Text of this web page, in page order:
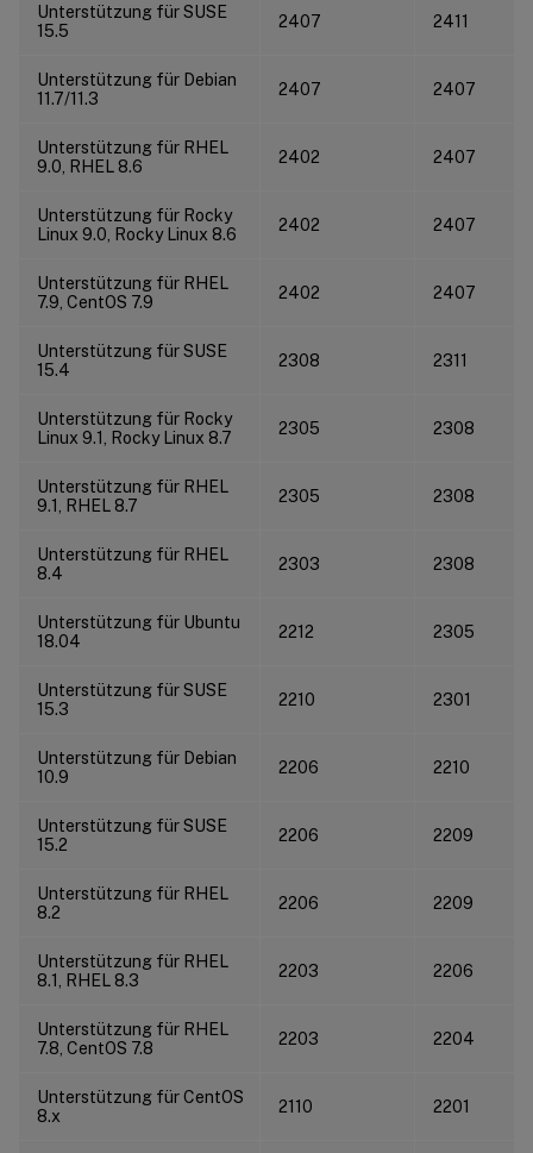
Unterstützung für SUSE
15.5
2407 2411
Unterstützung für Debian
11.7/11.3
2407 2407
Unterstützung für RHEL
9.0, RHEL 8.6
2402 2407
Unterstützung für Rocky
Linux 9.0, Rocky Linux 8.6
2402 2407
Unterstützung für RHEL
7.9, CentOS 7.9
2402 2407
Unterstützung für SUSE
15.4
2308 2311
Unterstützung für Rocky
Linux 9.1, Rocky Linux 8.7
2305 2308
Unterstützung für RHEL
9.1, RHEL 8.7
2305 2308
Unterstützung für RHEL
8.4
2303 2308
Unterstützung für Ubuntu
18.04
2212 2305
Unterstützung für SUSE
15.3
2210 2301
Unterstützung für Debian
10.9
2206 2210
Unterstützung für SUSE
15.2
2206 2209
Unterstützung für RHEL
8.2
2206 2209
Unterstützung für RHEL
8.1, RHEL 8.3
2203 2206
Unterstützung für RHEL
7.8, CentOS 7.8
2203 2204
Unterstützung für CentOS
8.x
2110 2201